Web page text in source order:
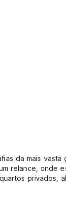
da mais vasta
relance, onde
privados,